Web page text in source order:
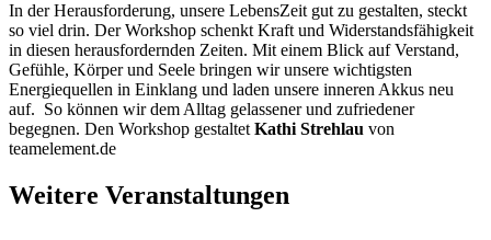
In der Herausforderung, unsere LebensZeit gut zu gestalten, steckt
so viel drin. Der Workshop schenkt Kraft und Widerstandsfähigkeit
in diesen herausfordernden Zeiten. Mit einem Blick auf Verstand,
Gefühle, Körper und Seele bringen wir unsere wichtigsten
Energiequellen in Einklang und laden unsere inneren Akkus neu
auf. So können wir dem Alltag gelassener und zufriedener
begegnen. Den Workshop gestaltetKathi Strehlau von
teamelement.de
Weitere Veranstaltungen